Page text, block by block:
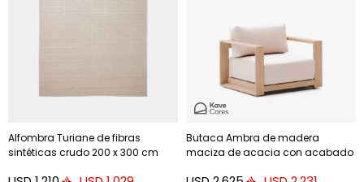
Alfombra Turiane de fibras
sintéticas crudo 200 x 300 cm
Butaca Ambra de madera
maciza de acacia con acabado